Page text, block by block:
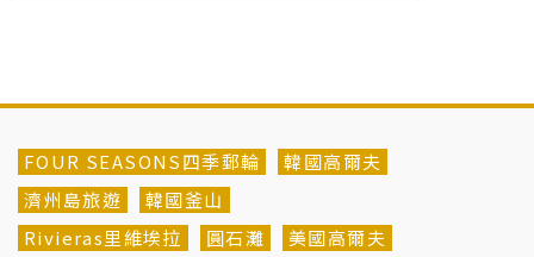
FOUR SEASONS四季郵輪
韓國高爾夫
濟州島旅遊
韓國釜山
Rivieras里維埃拉
圓石灘
美國高爾夫